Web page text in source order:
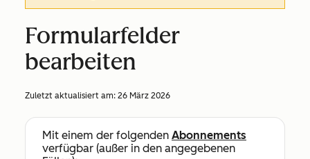
Formularfelder
bearbeiten
Zuletzt aktualisiert am: 26 März 2026
Mit einem der folgenden Abonnements
verfügbar (außer in den angegebenen